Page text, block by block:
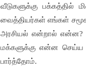
வீடுகளுக்கு பக்கத்தில்
வைத்தியர்கள் எங்கள்
அரசியல் என்றால் என்ன?
மக்களுக்கு என்ன செய்ய
பார்த்தோம்.